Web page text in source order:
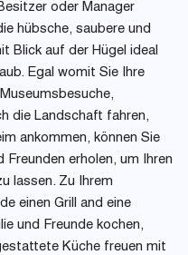
oder Manager
hübsche, saubere und
Blick auf der Hügel ideal
Egal womit Sie Ihre
die Landschaft fahren,
ankommen, können Sie
erholen, um Ihren
lassen. Zu Ihrem
einen Grill and eine
und Freunde kochen,
Küche freuen mit